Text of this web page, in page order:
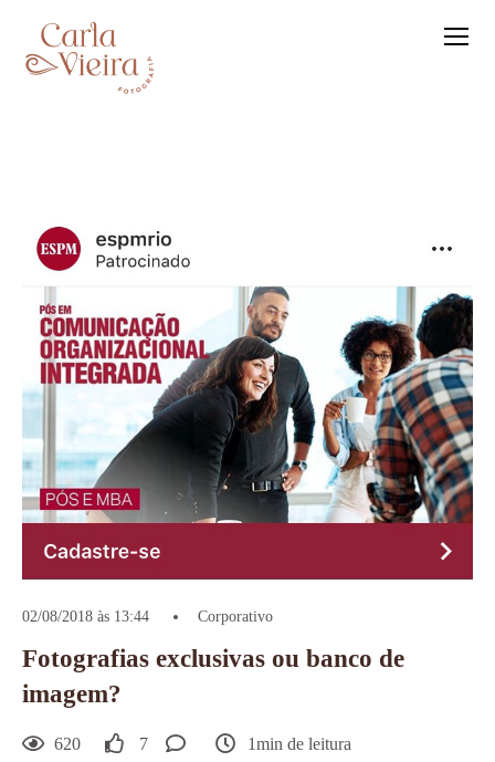
02/08/2018 às 13:44 Corporativo
Fotografias exclusivas ou banco de
imagem?
620 7 1min de leitura